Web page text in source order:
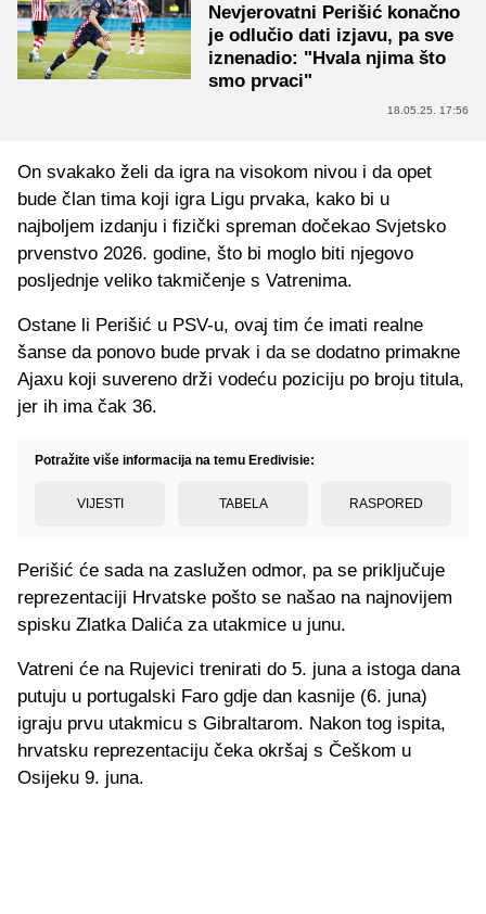
Nevjerovatni Perišić konačno
je odlučio dati izjavu, pa sve
iznenadio: "Hvala njima što
smo prvaci"
18.05.25. 17:56
On svakako želi da igra na visokom nivou i da opet
bude član tima koji igra Ligu prvaka, kako bi u
najboljem izdanju i fizički spreman dočekao Svjetsko
prvenstvo 2026. godine, što bi moglo biti njegovo
posljednje veliko takmičenje s Vatrenima.
Ostane li Perišić u PSV-u, ovaj tim će imati realne
šanse da ponovo bude prvak i da se dodatno primakne
Ajaxu koji suvereno drži vodeću poziciju po broju titula,
jer ih ima čak 36.
Potražite više informacija na temu Eredivisie:
VIJESTI TABELA RASPORED
Perišić će sada na zaslužen odmor, pa se priključuje
reprezentaciji Hrvatske pošto se našao na najnovijem
spisku Zlatka Dalića za utakmice u junu.
Vatreni će na Rujevici trenirati do 5. juna a istoga dana
putuju u portugalski Faro gdje dan kasnije (6. juna)
igraju prvu utakmicu s Gibraltarom. Nakon tog ispita,
hrvatsku reprezentaciju čeka okršaj s Češkom u
Osijeku 9. juna.